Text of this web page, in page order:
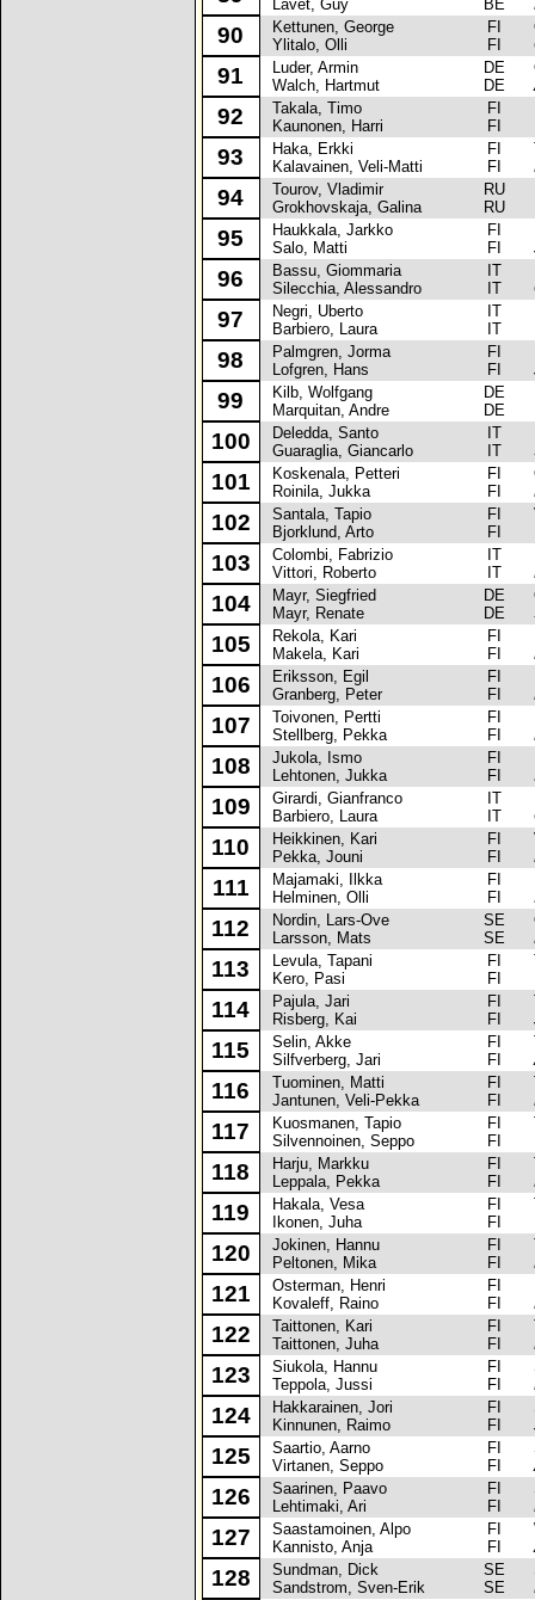
Lavet, Guy BE
90
Kettunen, George
Ylitalo, Olli
FI
FI
91
Luder, Armin
Walch, Hartmut
DE
DE
92
Takala, Timo
Kaunonen, Harri
FI
FI
93
Haka, Erkki
Kalavainen, Veli-Matti
FI
FI
94
Tourov, Vladimir
Grokhovskaja, Galina
RU
RU
95
Haukkala, Jarkko
Salo, Matti
FI
FI
96
Bassu, Giommaria
Silecchia, Alessandro
IT
IT
97
Negri, Uberto
Barbiero, Laura
IT
IT
98
Palmgren, Jorma
Lofgren, Hans
FI
FI
99
Kilb, Wolfgang
Marquitan, Andre
DE
DE
100
Deledda, Santo
Guaraglia, Giancarlo
IT
IT
101
Koskenala, Petteri
Roinila, Jukka
FI
FI
102
Santala, Tapio
Bjorklund, Arto
FI
FI
103
Colombi, Fabrizio
Vittori, Roberto
IT
IT
104
Mayr, Siegfried
Mayr, Renate
DE
DE
105
Rekola, Kari
Makela, Kari
FI
FI
106
Eriksson, Egil
Granberg, Peter
FI
FI
107
Toivonen, Pertti
Stellberg, Pekka
FI
FI
108
Jukola, Ismo
Lehtonen, Jukka
FI
FI
109
Girardi, Gianfranco
Barbiero, Laura
IT
IT
110
Heikkinen, Kari
Pekka, Jouni
FI
FI
111
Majamaki, Ilkka
Helminen, Olli
FI
FI
112
Nordin, Lars-Ove
Larsson, Mats
SE
SE
113
Levula, Tapani
Kero, Pasi
FI
FI
114
Pajula, Jari
Risberg, Kai
FI
FI
115
Selin, Akke
Silfverberg, Jari
FI
FI
116
Tuominen, Matti
Jantunen, Veli-Pekka
FI
FI
117
Kuosmanen, Tapio
Silvennoinen, Seppo
FI
FI
118
Harju, Markku
Leppala, Pekka
FI
FI
119
Hakala, Vesa
Ikonen, Juha
FI
FI
120
Jokinen, Hannu
Peltonen, Mika
FI
FI
121
Osterman, Henri
Kovaleff, Raino
FI
FI
122
Taittonen, Kari
Taittonen, Juha
FI
FI
123
Siukola, Hannu
Teppola, Jussi
FI
FI
124
Hakkarainen, Jori
Kinnunen, Raimo
FI
FI
125
Saartio, Aarno
Virtanen, Seppo
FI
FI
126
Saarinen, Paavo
Lehtimaki, Ari
FI
FI
127
Saastamoinen, Alpo
Kannisto, Anja
FI
FI
128
Sundman, Dick
Sandstrom, Sven-Erik
SE
SE